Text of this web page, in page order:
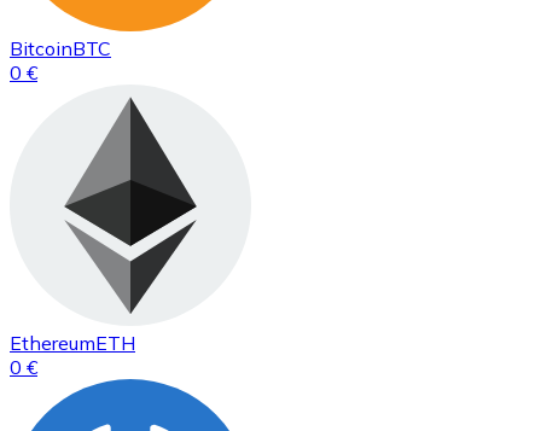
BitcoinBTC
0 €
EthereumETH
0 €